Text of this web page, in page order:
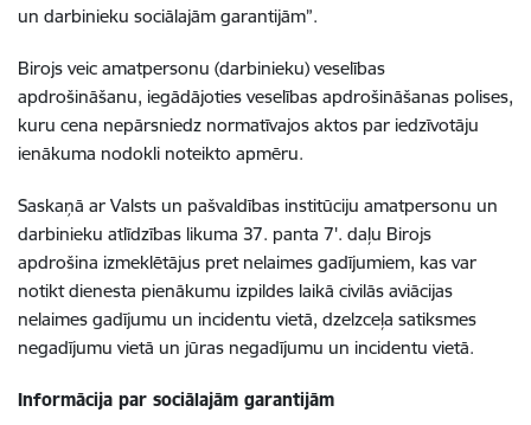
un darbinieku sociālajām garantijām”.
Birojs veic amatpersonu (darbinieku) veselības
apdrošināšanu, iegādājoties veselības apdrošināšanas polises,
kuru cena nepārsniedz normatīvajos aktos par iedzīvotāju
ienākuma nodokli noteikto apmēru.
Saskaņā ar Valsts un pašvaldības institūciju amatpersonu un
darbinieku atlīdzības likuma 37. panta 7'. daļu Birojs
apdrošina izmeklētājus pret nelaimes gadījumiem, kas var
notikt dienesta pienākumu izpildes laikā civilās aviācijas
nelaimes gadījumu un incidentu vietā, dzelzceļa satiksmes
negadījumu vietā un jūras negadījumu un incidentu vietā.
Informācija par sociālajām garantijām